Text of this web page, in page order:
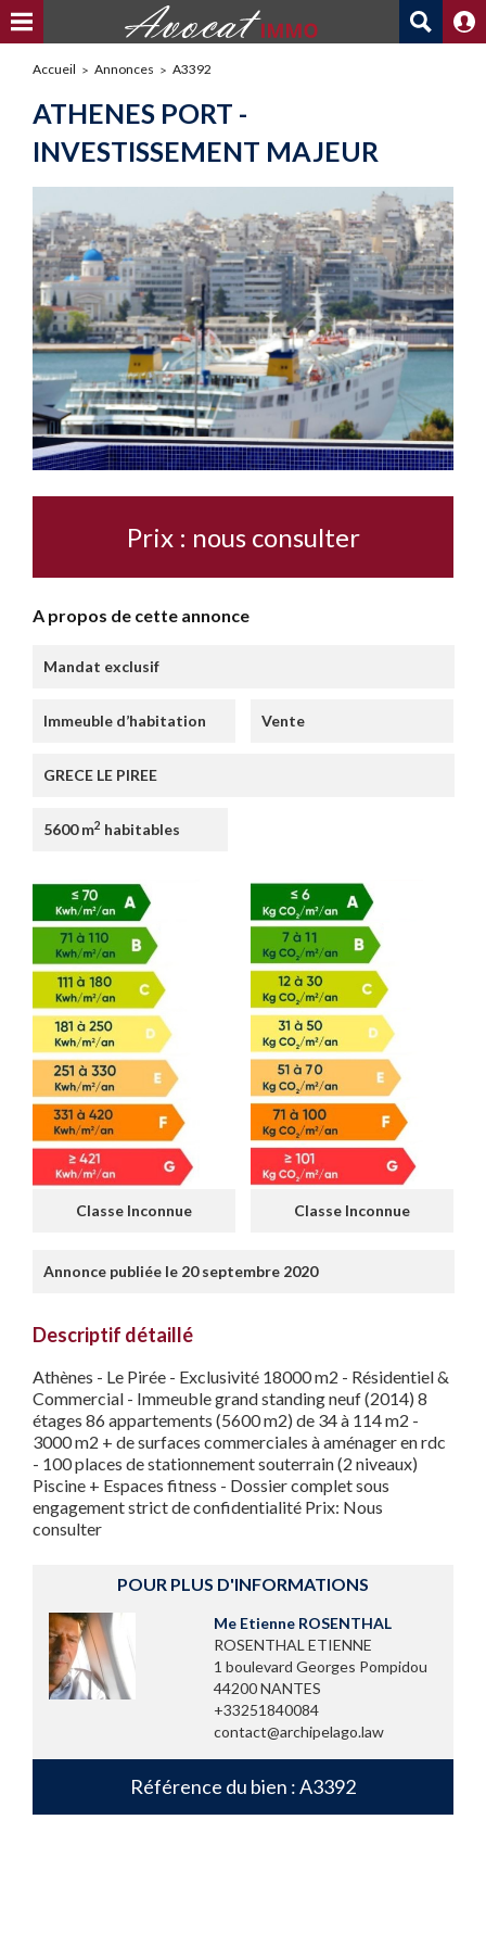
Accueil Annonces A3392
ATHENES PORT -
INVESTISSEMENT MAJEUR
Prix : nous consulter
A propos de cette annonce
Mandat exclusif
Immeuble d’habitation Vente
GRECE LE PIREE
5600 m2 habitables
Classe Inconnue Classe Inconnue
Annonce publiée le 20 septembre 2020
Descriptif détaillé
Athènes - Le Pirée - Exclusivité 18000 m2 - Résidentiel &
Commercial - Immeuble grand standing neuf (2014) 8
étages 86 appartements (5600 m2) de 34 à 114 m2 -
3000 m2 + de surfaces commerciales à aménager en rdc
- 100 places de stationnement souterrain (2 niveaux)
Piscine + Espaces fitness - Dossier complet sous
engagement strict de confidentialité Prix: Nous
consulter
POUR PLUS D'INFORMATIONS
Me Etienne ROSENTHAL
ROSENTHAL ETIENNE
1 boulevard Georges Pompidou
44200 NANTES
+33251840084
contact@archipelago.law
Référence du bien : A3392